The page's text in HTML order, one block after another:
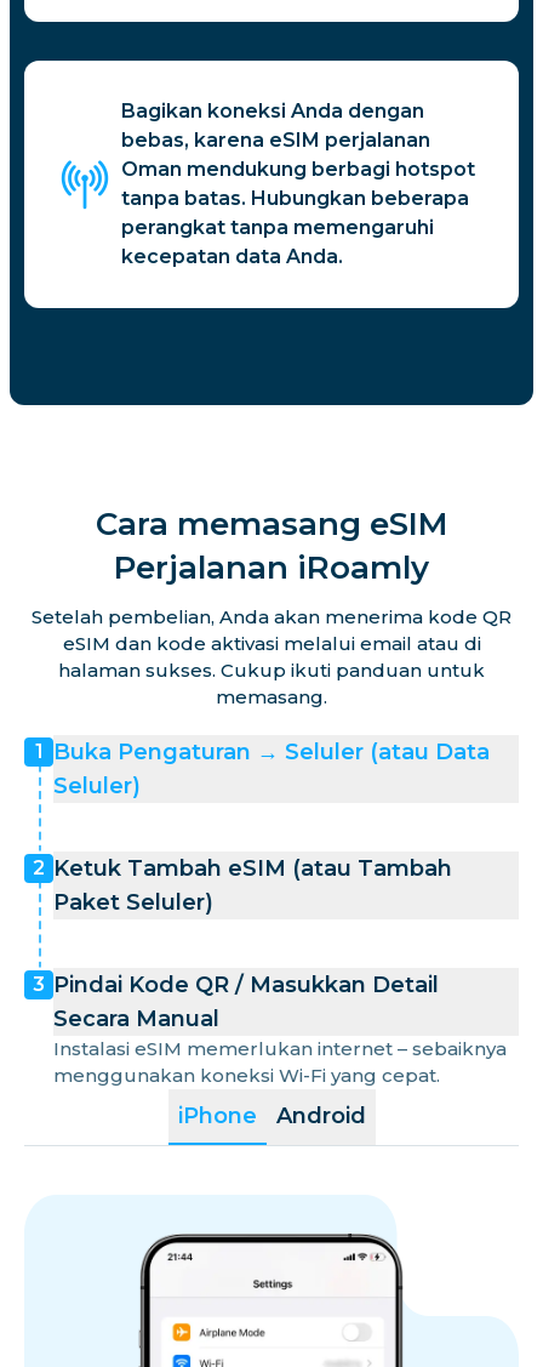
Bagikan koneksi Anda dengan
bebas, karena eSIM perjalanan
Oman mendukung berbagi hotspot
tanpa batas. Hubungkan beberapa
perangkat tanpa memengaruhi
kecepatan data Anda.
Cara memasang eSIM
Perjalanan iRoamly
Setelah pembelian, Anda akan menerima kode QR
eSIM dan kode aktivasi melalui email atau di
halaman sukses. Cukup ikuti panduan untuk
memasang.
iPhone Android
1
Buka Pengaturan → Seluler (atau Data
Seluler)
2 Ketuk Tambah eSIM (atau Tambah
Paket Seluler)
3 Pindai Kode QR / Masukkan Detail
Secara Manual
Instalasi eSIM memerlukan internet – sebaiknya
menggunakan koneksi Wi-Fi yang cepat.